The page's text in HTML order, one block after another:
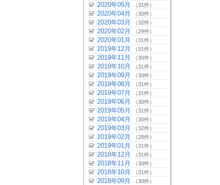
2020年05月 （31件）
2020年04月 （30件）
2020年03月 （32件）
2020年02月 （29件）
2020年01月 （31件）
2019年12月 （31件）
2019年11月 （30件）
2019年10月 （31件）
2019年09月 （30件）
2019年08月 （31件）
2019年07月 （31件）
2019年06月 （30件）
2019年05月 （31件）
2019年04月 （30件）
2019年03月 （32件）
2019年02月 （28件）
2019年01月 （31件）
2018年12月 （31件）
2018年11月 （30件）
2018年10月 （31件）
2018年09月 （30件）